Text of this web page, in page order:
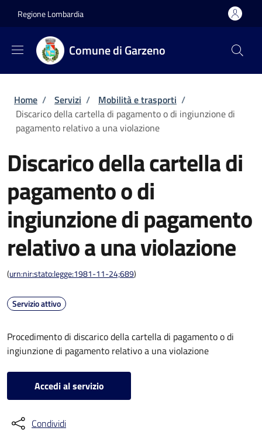
Regione Lombardia
Comune di Garzeno
Briciole di pane
Home / Servizi / Mobilità e trasporti /
Discarico della cartella di pagamento o di ingiunzione di
pagamento relativo a una violazione
Discarico della cartella di
pagamento o di
ingiunzione di pagamento
relativo a una violazione
(urn:nir:stato:legge:1981-11-24;689)
Servizio attivo
Procedimento di discarico della cartella di pagamento o di
ingiunzione di pagamento relativo a una violazione
Accedi al servizio
Condividi